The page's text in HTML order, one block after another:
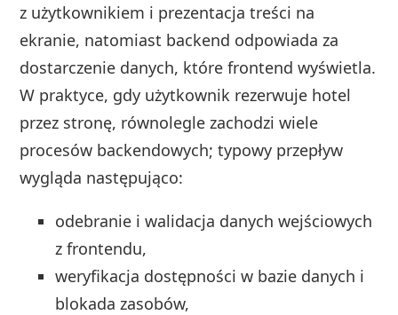
z użytkownikiem i prezentacja treści na
ekranie, natomiast backend odpowiada za
dostarczenie danych, które frontend wyświetla.
W praktyce, gdy użytkownik rezerwuje hotel
przez stronę, równolegle zachodzi wiele
procesów backendowych; typowy przepływ
wygląda następująco:
odebranie i walidacja danych wejściowych
z frontendu,
weryfikacja dostępności w bazie danych i
blokada zasobów,